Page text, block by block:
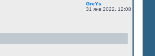
GreYs
31 янв 2022, 12:08